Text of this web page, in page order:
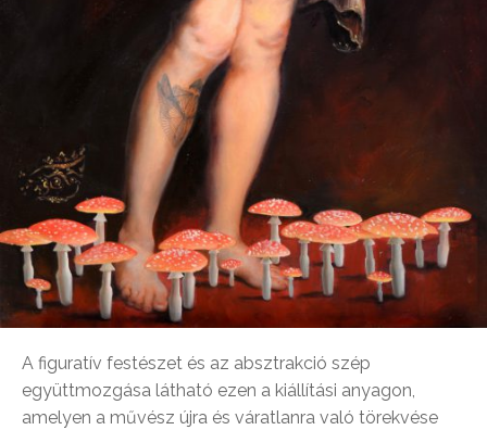
A figuratív festészet és az absztrakció szép
együttmozgása látható ezen a kiállítási anyagon,
amelyen a művész újra és váratlanra való törekvése